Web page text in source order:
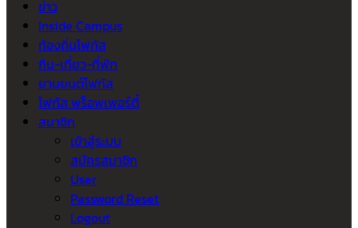
ข่าว
Inside Campus
ท้องถิ่นโฟกัส
กิน-เที่ยว-ที่พัก
ยานยนต์โฟกัส
โฟกัส พร็อพเพอร์ตี้
สมาชิก
เข้าสู่ระบบ
สมัครสมาชิก
User
Password Reset
Logout